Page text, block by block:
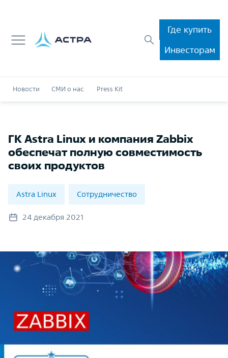
Где купить
Инвесторам
Новости СМИ о нас Press Kit
ГК Astra Linux и компания Zabbix
обеспечат полную совместимость
своих продуктов
Astra Linux Сотрудничество
24 декабря 2021